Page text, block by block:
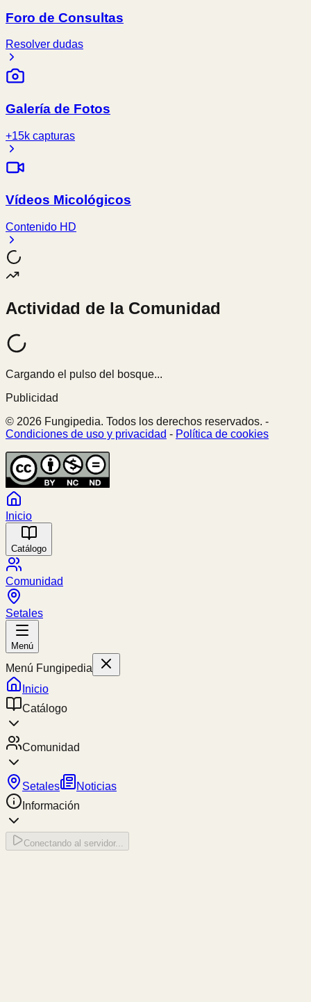
Foro de Consultas
Resolver dudas
Galería de Fotos
+15k capturas
Vídeos Micológicos
Contenido HD
Actividad de la Comunidad
Cargando el pulso del bosque...
Publicidad
© 2026 Fungipedia. Todos los derechos reservados. -
Condiciones de uso y privacidad - Política de cookies
Inicio
Catálogo
Comunidad
Setales
Menú
Menú Fungipedia
Inicio
Catálogo
Comunidad
Setales
Noticias
Información
Conectando al servidor...